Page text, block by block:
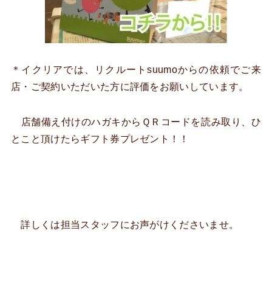
＊イクリアでは、リクルートsuumoからの依頼でご来
店・ご契約いただいた方に評価をお願いしています。
店舗備え付けのハガキからＱＲコードを読み取り、ひ
とこと頂けたらギフト券プレゼント！！
詳しくは担当スタッフにお声がけくださいませ。